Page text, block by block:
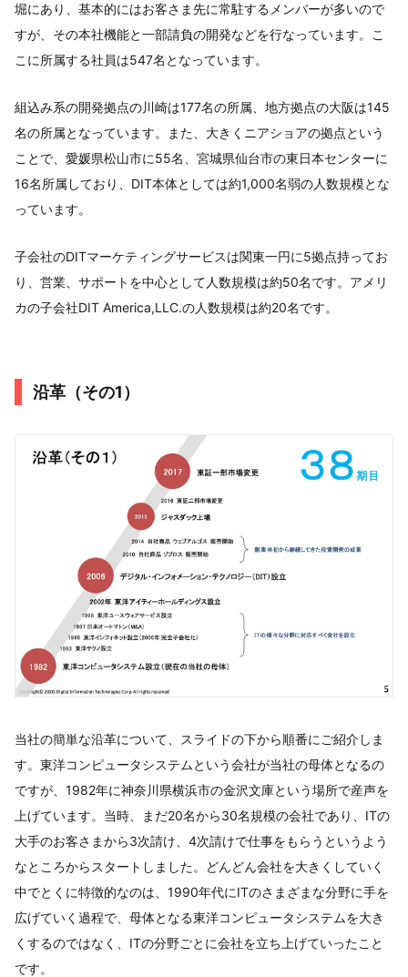
堀にあり、基本的にはお客さま先に常駐するメンバーが多いので
すが、その本社機能と一部請負の開発などを行なっています。こ
こに所属する社員は547名となっています。
組込み系の開発拠点の川崎は177名の所属、地方拠点の大阪は145
名の所属となっています。また、大きくニアショアの拠点という
ことで、愛媛県松山市に55名、宮城県仙台市の東日本センターに
16名所属しており、DIT本体としては約1,000名弱の人数規模とな
っています。
子会社のDITマーケティングサービスは関東一円に5拠点持ってお
り、営業、サポートを中心として人数規模は約50名です。アメリ
カの子会社DIT America,LLC.の人数規模は約20名です。
沿革（その1）
当社の簡単な沿革について、スライドの下から順番にご紹介しま
す。東洋コンピュータシステムという会社が当社の母体となるの
ですが、1982年に神奈川県横浜市の金沢文庫という場所で産声を
上げています。当時、まだ20名から30名規模の会社であり、ITの
大手のお客さまから3次請け、4次請けで仕事をもらうというよう
なところからスタートしました。どんどん会社を大きくしていく
中でとくに特徴的なのは、1990年代にITのさまざまな分野に手を
広げていく過程で、母体となる東洋コンピュータシステムを大き
くするのではなく、ITの分野ごとに会社を立ち上げていったこと
です。